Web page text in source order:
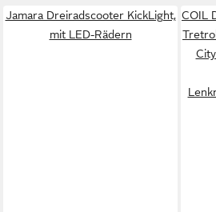
Jamara Dreiradscooter KickLight,
mit LED-Rädern
COIL